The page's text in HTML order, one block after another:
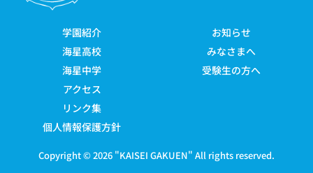
学園紹介
海星高校
海星中学
アクセス
リンク集
個人情報保護方針
お知らせ
みなさまへ
受験生の方へ
Copyright © 2026 "KAISEI GAKUEN" All rights reserved.